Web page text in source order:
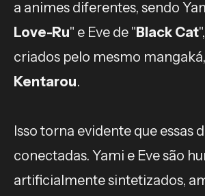
a animes diferentes, sendo
Love-Ru" e Eve de "Black Cat
criados pelo mesmo mangaká,
Kentarou.
Isso torna evidente que essas
conectadas. Yami e Eve são
artificialmente sintetizados,